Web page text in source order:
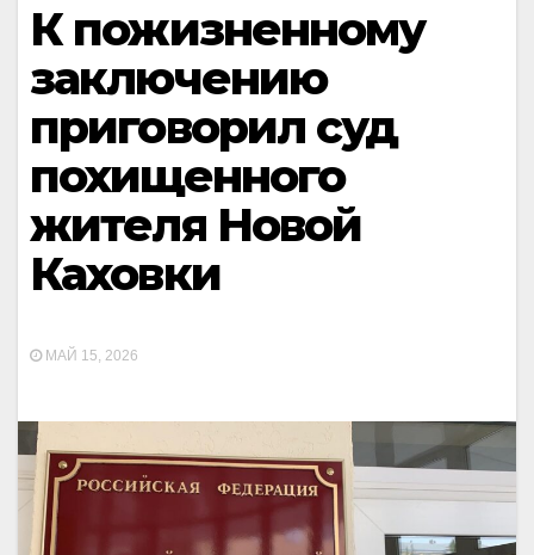
К пожизненному
заключению
приговорил суд
похищенного
жителя Новой
Каховки
МАЙ 15, 2026